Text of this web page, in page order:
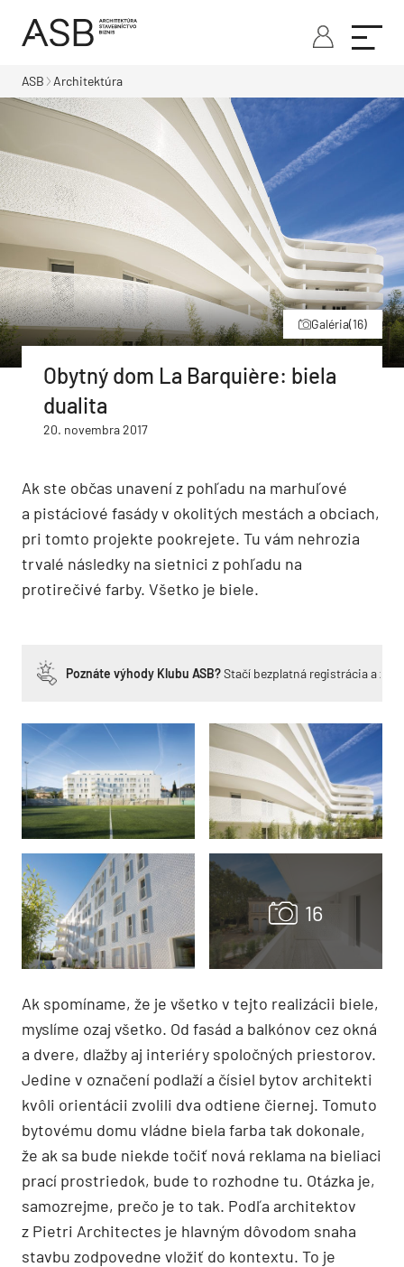
ASB Architektúra
Galéria(16)
Obytný dom La Barquière: biela
dualita
20. novembra 2017
Ak ste občas unavení z pohľadu na marhuľové
a pistáciové fasády v okolitých mestách a obciach,
pri tomto projekte pookrejete. Tu vám nehrozia
trvalé následky na sietnici z pohľadu na
protirečivé farby. Všetko je biele.
Poznáte výhody Klubu ASB?Stačí bezplatná registrácia a
Ak spomíname, že je všetko v tejto realizácii biele,
myslíme ozaj všetko. Od fasád a balkónov cez okná
a dvere, dlažby aj interiéry spoločných priestorov.
Jedine v označení podlaží a čísiel bytov architekti
kvôli orientácii zvolili dva odtiene čiernej. Tomuto
bytovému domu vládne biela farba tak dokonale,
že ak sa bude niekde točiť nová reklama na bieliaci
prací prostriedok, bude to rozhodne tu. Otázka je,
samozrejme, prečo je to tak. Podľa architektov
z Pietri Architectes je hlavným dôvodom snaha
stavbu zodpovedne vložiť do kontextu. To je